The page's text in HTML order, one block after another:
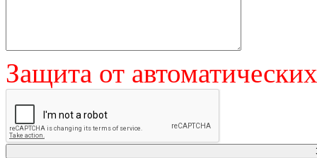
Защита от